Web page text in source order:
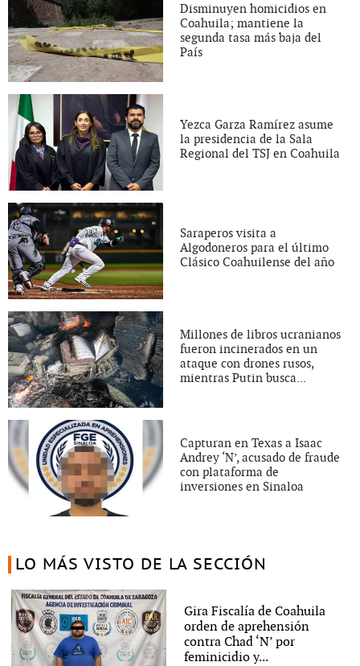
Disminuyen homicidios en
Coahuila; mantiene la
segunda tasa más baja del
País
Yezca Garza Ramírez asume
la presidencia de la Sala
Regional del TSJ en Coahuila
Saraperos visita a
Algodoneros para el último
Clásico Coahuilense del año
Millones de libros ucranianos
fueron incinerados en un
ataque con drones rusos,
mientras Putin busca...
Capturan en Texas a Isaac
Andrey ‘N’, acusado de fraude
con plataforma de
inversiones en Sinaloa
LO MÁS VISTO DE LA SECCIÓN
Gira Fiscalía de Coahuila
orden de aprehensión
contra Chad ‘N’ por
feminicidio y...